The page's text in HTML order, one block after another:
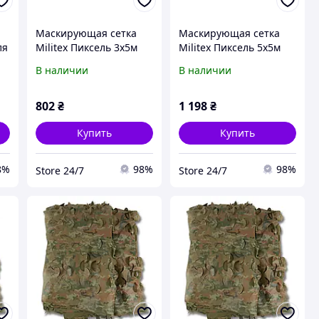
Маскирующая сетка
Militex Пиксель 3х5м
В наличии
802 ₴
Купить
Store 24/7 98%
Маскирующая сетка
Militex Пиксель 5х5м
В наличии
1 198₴
Купить
Store 24/7 98%